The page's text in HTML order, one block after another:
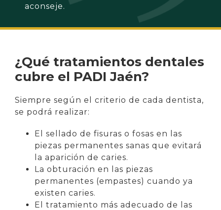
aconseje.
¿Qué tratamientos dentales
cubre el PADI Jaén?
Siempre según el criterio de cada dentista,
se podrá realizar:
El sellado de fisuras o fosas en las
piezas permanentes sanas que evitará
la aparición de caries.
La obturación en las piezas
permanentes (empastes) cuando ya
existen caries.
El tratamiento más adecuado de las